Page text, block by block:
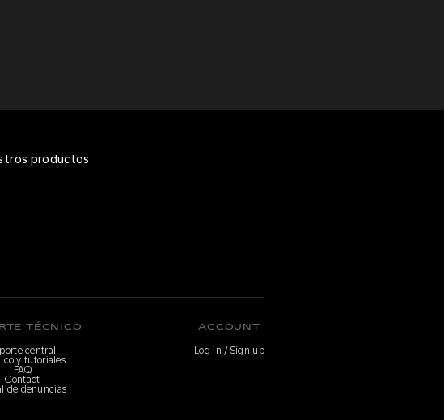
productos
TÉCNICO
central
y tutoriales
FAQ
Contact
de denuncias
ACCOUNT
Log in / Sign up